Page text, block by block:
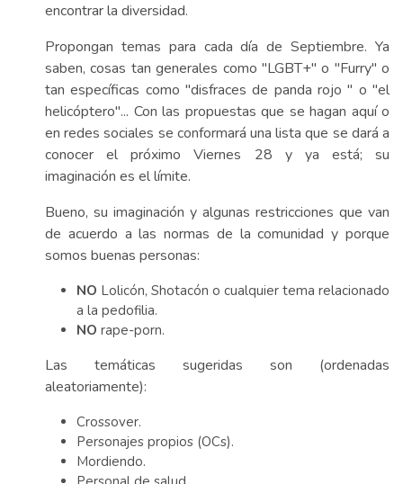
encontrar la diversidad.
Propongan temas para cada día de Septiembre. Ya
saben, cosas tan generales como "LGBT+" o "Furry" o
tan específicas como "disfraces de panda rojo " o "el
helicóptero"... Con las propuestas que se hagan aquí o
en redes sociales se conformará una lista que se dará a
conocer el próximo Viernes 28 y ya está; su
imaginación es el límite.
Bueno, su imaginación y algunas restricciones que van
de acuerdo a las normas de la comunidad y porque
somos buenas personas:
NO Lolicón, Shotacón o cualquier tema relacionado
a la pedofilia.
NO rape-porn.
Las temáticas sugeridas son (ordenadas
aleatoriamente):
Crossover.
Personajes propios (OCs).
Mordiendo.